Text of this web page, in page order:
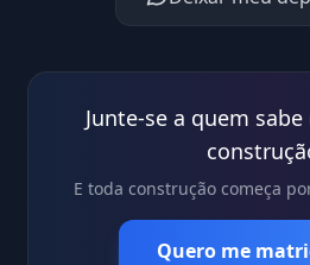
Junte-se a quem
E toda construção começa
Quero me